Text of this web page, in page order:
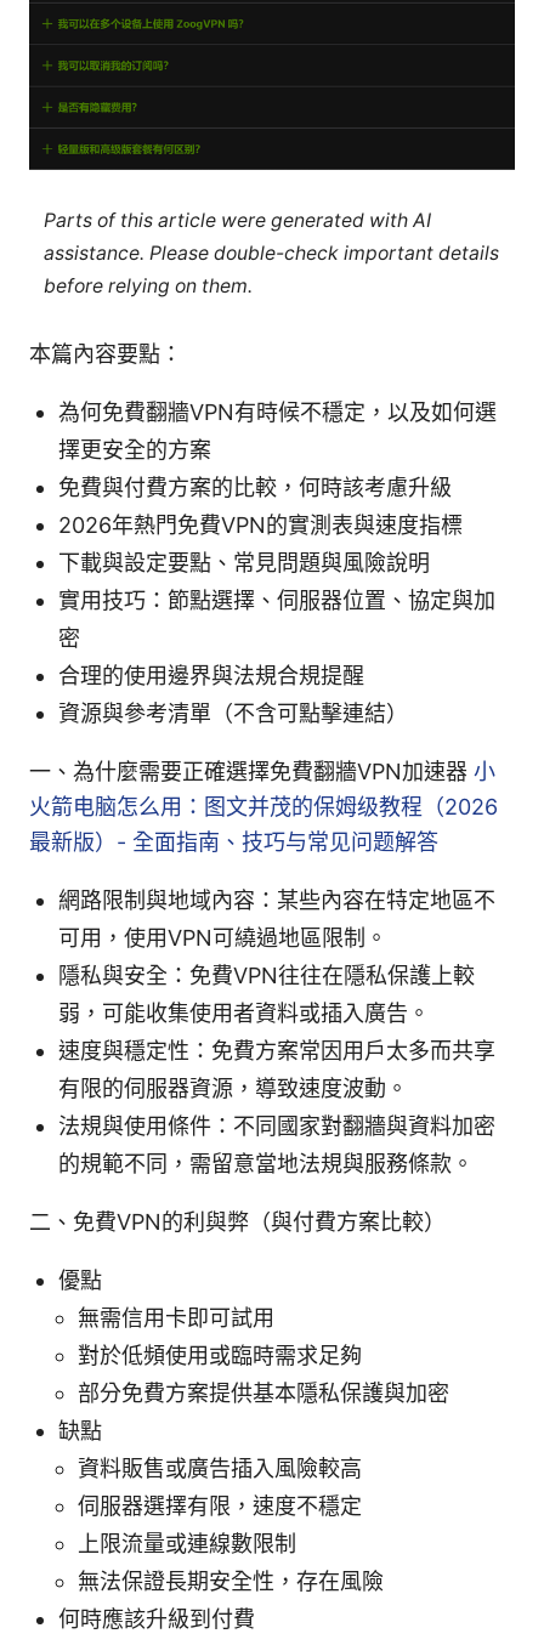
Parts of this article were generated with AI
assistance. Please double-check important details
before relying on them.
本篇內容要點：
為何免費翻牆VPN有時候不穩定，以及如何選
擇更安全的方案
免費與付費方案的比較，何時該考慮升級
2026年熱門免費VPN的實測表與速度指標
下載與設定要點、常見問題與風險說明
實用技巧：節點選擇、伺服器位置、協定與加
密
合理的使用邊界與法規合規提醒
資源與參考清單（不含可點擊連結）
一、為什麼需要正確選擇免費翻牆VPN加速器 小
火箭电脑怎么用：图文并茂的保姆级教程（2026
最新版）- 全面指南、技巧与常见问题解答
網路限制與地域內容：某些內容在特定地區不
可用，使用VPN可繞過地區限制。
隱私與安全：免費VPN往往在隱私保護上較
弱，可能收集使用者資料或插入廣告。
速度與穩定性：免費方案常因用戶太多而共享
有限的伺服器資源，導致速度波動。
法規與使用條件：不同國家對翻牆與資料加密
的規範不同，需留意當地法規與服務條款。
二、免費VPN的利與弊（與付費方案比較）
優點
無需信用卡即可試用
對於低頻使用或臨時需求足夠
部分免費方案提供基本隱私保護與加密
缺點
資料販售或廣告插入風險較高
伺服器選擇有限，速度不穩定
上限流量或連線數限制
無法保證長期安全性，存在風險
何時應該升級到付費